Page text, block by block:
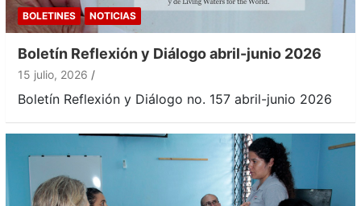
BOLETINES NOTICIAS
Boletín Reflexión y Diálogo abril-junio 2026
15 julio, 2026
Boletín Reflexión y Diálogo no. 157 abril-junio 2026